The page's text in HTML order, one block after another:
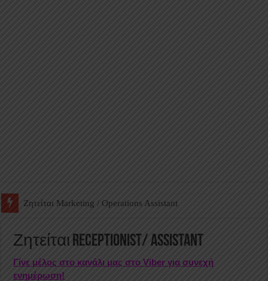
Ζητείται Βοηθός Αποθήκης σε Φαρμακείο
Ζητείται Receptionist/ Assistant
Γίνε μέλος στο κανάλι μας στο Viber για συνεχή
ενημέρωση!